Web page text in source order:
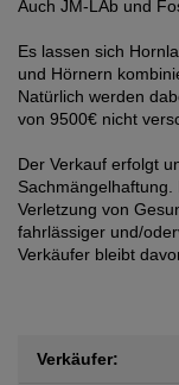
Auch JM-LAb und
Es lassen sich
und Hörnern
Natürlich werden
von 9500€ nicht
Der Verkauf erfolgt
Verletzung von
fahrlässiger und/
Verkäufer bleibt
Verkäufer: